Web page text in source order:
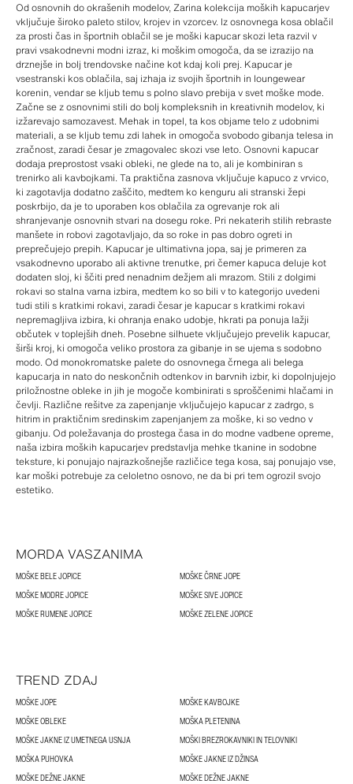
Od osnovnih do okrašenih modelov, Zarina kolekcija moških kapucarjev
vključuje široko paleto stilov, krojev in vzorcev. Iz osnovnega kosa oblačil
za prosti čas in športnih oblačil se je moški kapucar skozi leta razvil v
pravi vsakodnevni modni izraz, ki moškim omogoča, da se izrazijo na
drznejše in bolj trendovske načine kot kdaj koli prej. Kapucar je
vsestranski kos oblačila, saj izhaja iz svojih športnih in loungewear
korenin, vendar se kljub temu s polno slavo prebija v svet moške mode.
Začne se z osnovnimi stili do bolj kompleksnih in kreativnih modelov, ki
izžarevajo samozavest. Mehak in topel, ta kos objame telo z udobnimi
materiali, a se kljub temu zdi lahek in omogoča svobodo gibanja telesa in
zračnost, zaradi česar je zmagovalec skozi vse leto. Osnovni kapucar
dodaja preprostost vsaki obleki, ne glede na to, ali je kombiniran s
trenirko ali kavbojkami. Ta praktična zasnova vključuje kapuco z vrvico,
ki zagotavlja dodatno zaščito, medtem ko kenguru ali stranski žepi
poskrbijo, da je to uporaben kos oblačila za ogrevanje rok ali
shranjevanje osnovnih stvari na dosegu roke. Pri nekaterih stilih rebraste
manšete in robovi zagotavljajo, da so roke in pas dobro ogreti in
preprečujejo prepih. Kapucar je ultimativna jopa, saj je primeren za
vsakodnevno uporabo ali aktivne trenutke, pri čemer kapuca deluje kot
dodaten sloj, ki ščiti pred nenadnim dežjem ali mrazom. Stili z dolgimi
rokavi so stalna varna izbira, medtem ko so bili v to kategorijo uvedeni
tudi stili s kratkimi rokavi, zaradi česar je kapucar s kratkimi rokavi
nepremagljiva izbira, ki ohranja enako udobje, hkrati pa ponuja lažji
občutek v toplejših dneh. Posebne silhuete vključujejo prevelik kapucar,
širši kroj, ki omogoča veliko prostora za gibanje in se ujema s sodobno
modo. Od monokromatske palete do osnovnega črnega ali belega
kapucarja in nato do neskončnih odtenkov in barvnih izbir, ki dopolnjujejo
priložnostne obleke in jih je mogoče kombinirati s sproščenimi hlačami in
čevlji. Različne rešitve za zapenjanje vključujejo kapucar z zadrgo, s
hitrim in praktičnim sredinskim zapenjanjem za moške, ki so vedno v
gibanju. Od poležavanja do prostega časa in do modne vadbene opreme,
naša izbira moških kapucarjev predstavlja mehke tkanine in sodobne
teksture, ki ponujajo najrazkošnejše različice tega kosa, saj ponujajo vse,
kar moški potrebuje za celoletno osnovo, ne da bi pri tem ogrozil svojo
estetiko.
MORDA VASZANIMA
MOŠKE BELE JOPICE
MOŠKE ČRNE JOPE
MOŠKE MODRE JOPICE
MOŠKE SIVE JOPICE
MOŠKE RUMENE JOPICE
MOŠKE ZELENE JOPICE
TREND ZDAJ
MOŠKE JOPE
MOŠKE KAVBOJKE
MOŠKE OBLEKE
MOŠKA PLETENINA
MOŠKE JAKNE IZ UMETNEGA USNJA
MOŠKI BREZROKAVNIKI IN TELOVNIKI
MOŠKA PUHOVKA
MOŠKE JAKNE IZ DŽINSA
MOŠKE DEŽNE JAKNE
MOŠKE DEŽNE JAKNE